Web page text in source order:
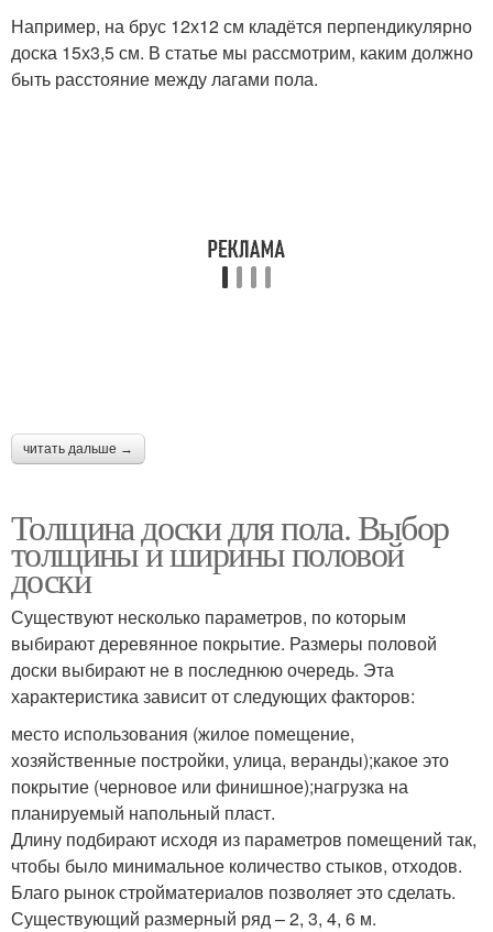
Например, на брус 12х12 см кладётся перпендикулярно
доска 15х3,5 см. В статье мы рассмотрим, каким должно
быть расстояние между лагами пола.
читать дальше →
Толщина доски для пола. Выбор
толщины и ширины половой
доски
Существуют несколько параметров, по которым
выбирают деревянное покрытие. Размеры половой
доски выбирают не в последнюю очередь. Эта
характеристика зависит от следующих факторов:
место использования (жилое помещение,
хозяйственные постройки, улица, веранды);какое это
покрытие (черновое или финишное);нагрузка на
планируемый напольный пласт.
Длину подбирают исходя из параметров помещений так,
чтобы было минимальное количество стыков, отходов.
Благо рынок стройматериалов позволяет это сделать.
Существующий размерный ряд – 2, 3, 4, 6 м.